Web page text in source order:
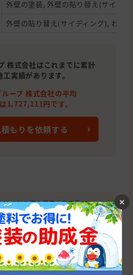
外壁の塗装, 外壁の貼り替え(サイデ
外壁の貼り替え(サイディング), わか
外壁の塗装, 屋根の塗装, わからない
外壁と屋根の塗装
外壁と屋根の塗装
外壁の塗装
外壁の貼り替え(サイディング)
株式会社はこれまでに累計
実績があります。
ープ 株式会社の平均
1,727,111円です。
もりを依頼する
1315 富山県富山市中番151
945-990(セイエイグループ 株式会
はなく外壁塗装の窓口につながりま
。セイエイグループ 株式会社を紹介し
しいとお伝えしていただければスム
です。)
×